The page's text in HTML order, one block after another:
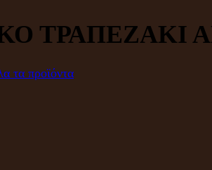
ΤΡΑΠΕΖΑΚΙ
τα προϊόντα